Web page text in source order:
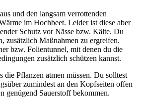
und den langsam verrottenden
im Hochbeet. Leider ist diese aber
Schutz vor Nässe bzw. Kälte. Du
zusätzlich Maßnahmen zu ergreifen.
bzw. Folientunnel, mit denen du die
zusätzlich schützen kannst.
die Pflanzen atmen müssen. Du solltest
zumindest an den Kopfseiten offen
genügend Sauerstoff bekommen.